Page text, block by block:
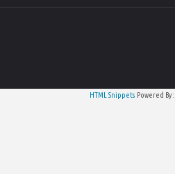
HTML Snippets Powered By :